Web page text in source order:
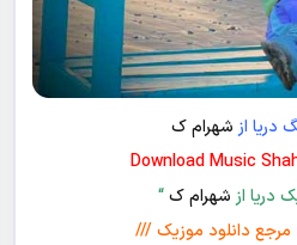
دریا از شهرام ک
Download Music
دریا از شهرام ک“
مرجع دانلود موزیک ///